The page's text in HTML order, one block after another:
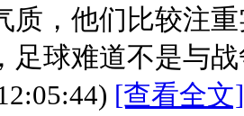
质，他们比较注
足球难道不是与
[查看全文]